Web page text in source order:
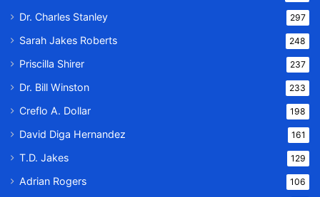
Dr. Charles Stanley 297
Sarah Jakes Roberts 248
Priscilla Shirer 237
Dr. Bill Winston 233
Creflo A. Dollar 198
David Diga Hernandez 161
T.D. Jakes 129
Adrian Rogers 106